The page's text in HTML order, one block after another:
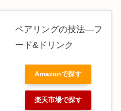
ペアリングの技法―フ
ード&ドリンク
Amazonで探す
楽天市場で探す